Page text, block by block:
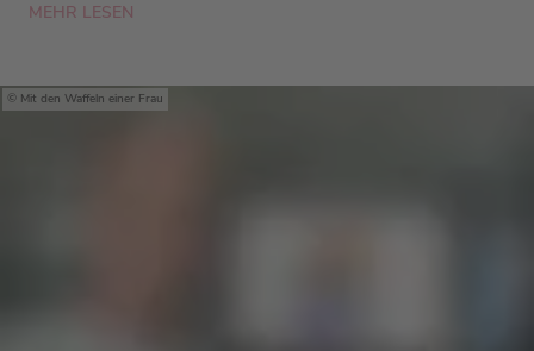
MEHR LESEN
Mit den Waffeln einer Frau